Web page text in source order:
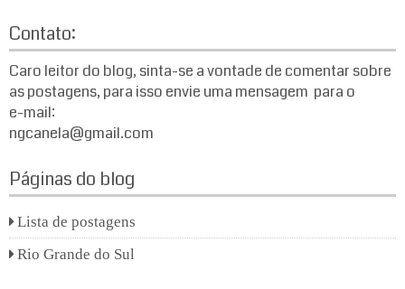
Contato:
Caro leitor do blog, sinta-se a vontade de comentar sobre
as postagens, para isso envie uma mensagem para o
e-mail:
ngcanela@gmail.com
Páginas do blog
Lista de postagens
Rio Grande do Sul